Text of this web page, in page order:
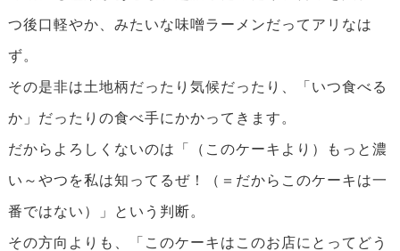
つ後口軽やか、みたいな味噌ラーメンだってアリなは
ず。
その是非は土地柄だったり気候だったり、「いつ食べる
か」だったりの食べ手にかかってきます。
だからよろしくないのは「（このケーキより）もっと濃
い～やつを私は知ってるぜ！（＝だからこのケーキは一
番ではない）」という判断。
その方向よりも、「このケーキはこのお店にとってどう